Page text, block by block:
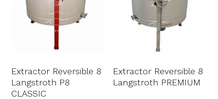
Extractor Reversible 8
Langstroth P8
CLASSIC
Extractor Reversible 8
Langstroth PREMIUM